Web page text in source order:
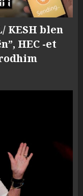
KESH blen
HEC -et